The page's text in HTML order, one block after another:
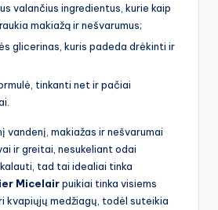
valančius ingredientus, kurie kaip
makiažą ir nešvarumus;
glicerinas, kuris padeda drėkinti ir
tinkanti net ir pačiai
vandenį, makiažas ir nešvarumai
ir greitai, nesukeliant odai
tad tai idealiai tinka
Micelairpuikiai tinka visiems
kvapiųjų medžiagų, todėl suteikia